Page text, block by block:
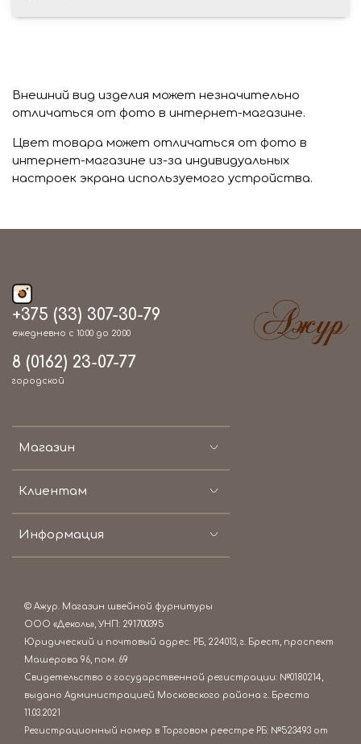
Внешний вид изделия может незначительно
отличаться от фото в интернет-магазине.
Цвет товара может отличаться от фото в
интернет-магазине из-за индивидуальных
настроек экрана используемого устройства.
Магазин
Клиентам
Информация
+375 (33) 307-30-79
ежедневно с 10:00 до 20:00
8 (0162) 23-07-77
городской
© Ажур. Магазин швейной фурнитуры
ООО «Деколь», УНП: 291700395
Юридический и почтовый адрес: РБ, 224013, г. Брест, проспект
Машерова 96, пом. 69
Свидетельство о государственной регистрации: №0180214,
выдано Администрацией Московского района г. Бреста
11.03.2021
Регистрационный номер в Торговом реестре РБ: №523493 от